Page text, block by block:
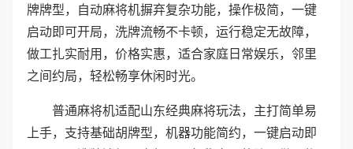
牌牌型，自动麻将机摒弃复杂功能，操作极简，一键
启动即可开局，洗牌流畅不卡顿，运行稳定无故障，
做工扎实耐用，价格实惠，适合家庭日常娱乐，邻里
之间约局，轻松畅享休闲时光。
普通麻将机适配山东经典麻将玩法，主打简单易
上手，支持基础胡牌型，机器功能简约，一键启动即